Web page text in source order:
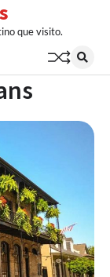
que visito.